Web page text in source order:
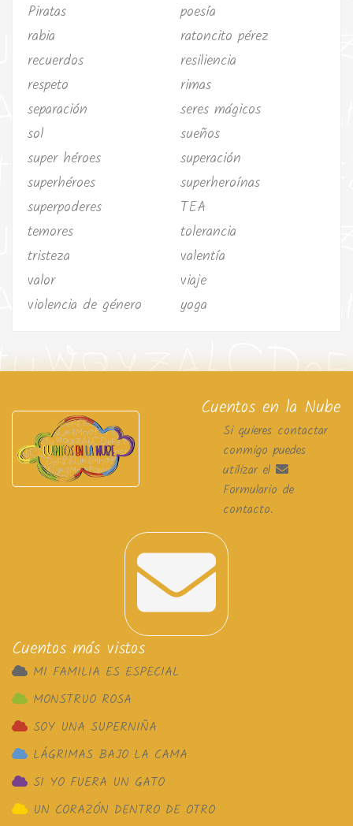
Piratas
poesía
rabia
ratoncito pérez
recuerdos
resiliencia
respeto
rimas
separación
seres mágicos
sol
sueños
super héroes
superación
superhéroes
superheroínas
superpoderes
TEA
temores
tolerancia
tristeza
valentía
valor
viaje
violencia de género
yoga
Cuentos en la Nube
Si quieres contactar
conmigo puedes
utilizar el
Formulario de
contacto.
Cuentos más vistos
MI FAMILIA ES ESPECIAL
MONSTRUO ROSA
SOY UNA SUPERNIÑA
LÁGRIMAS BAJO LA CAMA
SI YO FUERA UN GATO
UN CORAZÓN DENTRO DE OTRO